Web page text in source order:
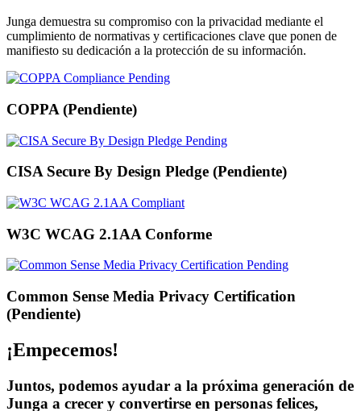
Junga demuestra su compromiso con la privacidad mediante el
cumplimiento de normativas y certificaciones clave que ponen de
manifiesto su dedicación a la protección de su información.
COPPA (Pendiente)
CISA Secure By Design Pledge (Pendiente)
W3C WCAG 2.1AA Conforme
Common Sense Media Privacy Certification
(Pendiente)
¡Empecemos!
Juntos, podemos ayudar a la próxima generación de
Junga a crecer y convertirse en personas felices,